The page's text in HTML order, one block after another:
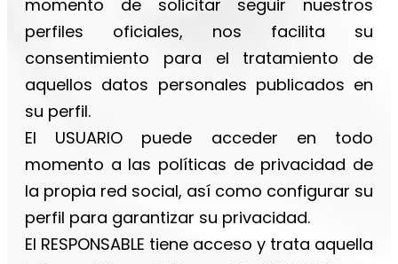
momento de solicitar seguir nuestros
perfiles oficiales, nos facilita su
consentimiento para el tratamiento de
aquellos datos personales publicados en
su perfil.
El USUARIO puede acceder en todo
momento a las políticas de privacidad de
la propia red social, así como configurar su
perfil para garantizar su privacidad.
El RESPONSABLE tiene acceso y trata aquella